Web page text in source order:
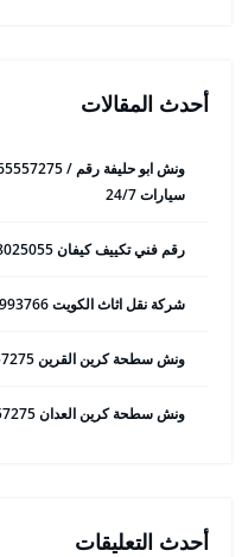
أحدث المقالات
سيارات 24/7
رقم فني تكييف كيفان 98025055 فني تكييف مركزي 24 ساعة
شركة نقل اثاث الكويت 50993766 هاف لوري وانيت نقل عفش
ونش سطحة كرين القرين 65557275 ونش سحب وانقاذ سيارات
ونش سطحة كرين العدان 65557275 ونش سحب وانقاذ سيارات
أحدث التعليقات